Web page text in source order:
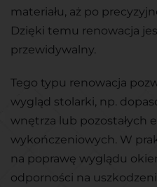
materiału, aż po
Dzięki temu renowacja
przewidywalny.
Tego typu renowacja
wygląd stolarki, np.
wnętrza lub pozostałych
wykończeniowych. W
na poprawę wyglądu
odporności na